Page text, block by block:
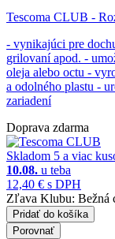
Tescoma CLUB -
- vynikajúci pre
grilovaní apod. -
oleja alebo octu -
a odolného plastu -
zariadení
Doprava zdarma
Skladom 5 a viac
10.08. u teba
12,40 € s DPH
Zľava Klubu: Bežná
Pridať do košíka
Porovnať